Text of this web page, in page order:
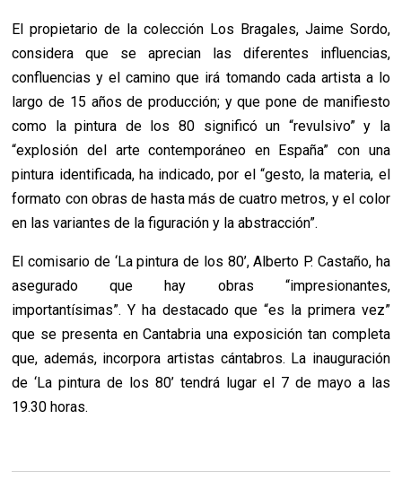
El propietario de la colección Los Bragales, Jaime Sordo,
considera que se aprecian las diferentes influencias,
confluencias y el camino que irá tomando cada artista a lo
largo de 15 años de producción; y que pone de manifiesto
como la pintura de los 80 significó un “revulsivo” y la
“explosión del arte contemporáneo en España” con una
pintura identificada, ha indicado, por el “gesto, la materia, el
formato con obras de hasta más de cuatro metros, y el color
en las variantes de la figuración y la abstracción”.
El comisario de ‘La pintura de los 80’, Alberto P. Castaño, ha
asegurado que hay obras “impresionantes,
importantísimas”. Y ha destacado que “es la primera vez”
que se presenta en Cantabria una exposición tan completa
que, además, incorpora artistas cántabros. La inauguración
de ‘La pintura de los 80’ tendrá lugar el 7 de mayo a las
19.30 horas.